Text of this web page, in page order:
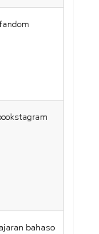
bahaso